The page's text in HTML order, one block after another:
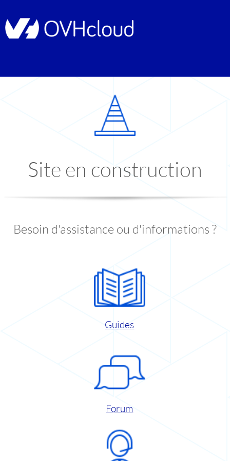
Site en construction
Besoin d'assistance ou d'informations ?
Guides
Forum